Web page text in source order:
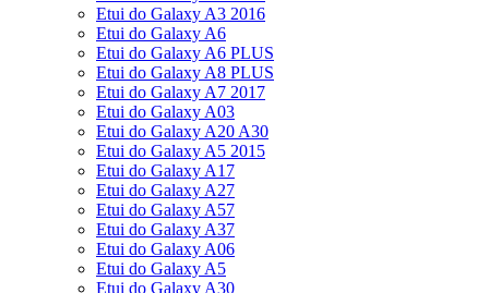
Etui do Galaxy A3 2016
Etui do Galaxy A6
Etui do Galaxy A6 PLUS
Etui do Galaxy A8 PLUS
Etui do Galaxy A7 2017
Etui do Galaxy A03
Etui do Galaxy A20 A30
Etui do Galaxy A5 2015
Etui do Galaxy A17
Etui do Galaxy A27
Etui do Galaxy A57
Etui do Galaxy A37
Etui do Galaxy A06
Etui do Galaxy A5
Etui do Galaxy A30